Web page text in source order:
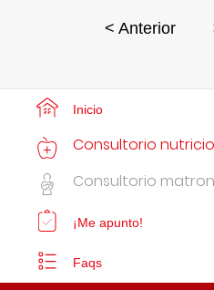
< Anterior
Inicio
Consultorio
Consultorio
¡Me apunto!
Faqs